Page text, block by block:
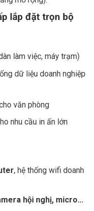
lắp đặt trọn bộ
làm việc, máy trạm)
dữ liệu doanh nghiệp
văn phòng
nhu cầu in ấn lớn
, hệ thống wifi doanh
hội nghị, micro…